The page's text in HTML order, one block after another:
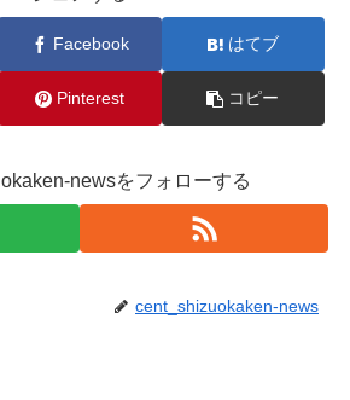
Facebook はてブ
Pinterest コピー
newsをフォローする
cent_shizuokaken-news